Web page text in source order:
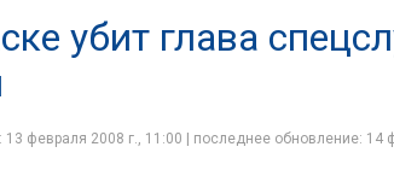
убит глава
13 февраля 2008 г., 11:00 | последнее обновление: 14